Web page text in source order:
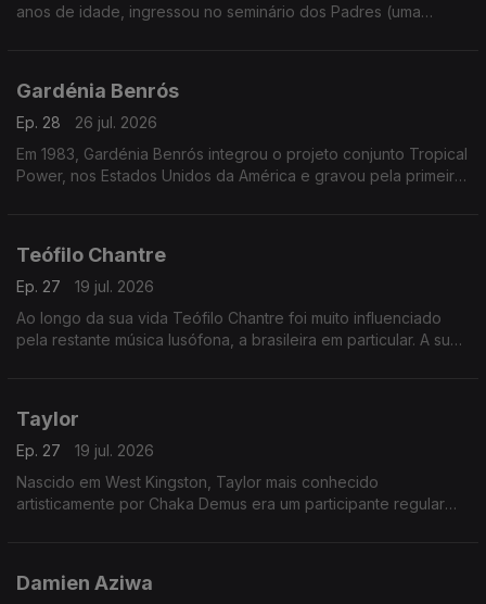
anos de idade, ingressou no seminário dos Padres (uma
Gardénia Benrós
Ep. 28
26 jul. 2026
Em 1983, Gardénia Benrós integrou o projeto conjunto Tropical
Power, nos Estados Unidos da América e gravou pela primeira
Teófilo Chantre
Ep. 27
19 jul. 2026
Ao longo da sua vida Teófilo Chantre foi muito influenciado
pela restante música lusófona, a brasileira em particular. A sua
Taylor
Ep. 27
19 jul. 2026
Nascido em West Kingston, Taylor mais conhecido
artisticamente por Chaka Demus era um participante regular
Damien Aziwa